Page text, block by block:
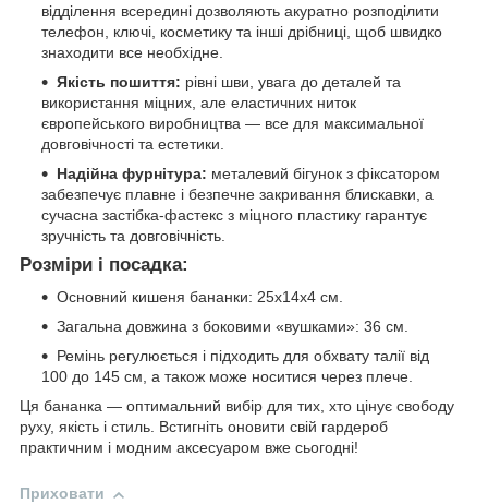
відділення всередині дозволяють акуратно розподілити
телефон, ключі, косметику та інші дрібниці, щоб швидко
знаходити все необхідне.
Якість пошиття: рівні шви, увага до деталей та
використання міцних, але еластичних ниток
європейського виробництва — все для максимальної
довговічності та естетики.
Надійна фурнітура: металевий бігунок з фіксатором
забезпечує плавне і безпечне закривання блискавки, а
сучасна застібка-фастекс з міцного пластику гарантує
зручність та довговічність.
Розміри і посадка:
Основний кишеня бананки: 25х14х4 см.
Загальна довжина з боковими «вушками»: 36 см.
Ремінь регулюється і підходить для обхвату талії від
100 до 145 см, а також може носитися через плече.
Ця бананка — оптимальний вибір для тих, хто цінує свободу
руху, якість і стиль. Встигніть оновити свій гардероб
практичним і модним аксесуаром вже сьогодні!
Приховати